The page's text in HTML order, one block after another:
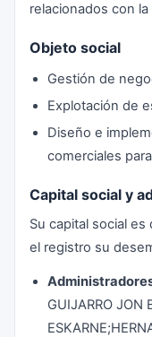
relacionados con
Objeto social
Gestión de
Explotación de
Diseño e
comerciales
Capital social y
Su capital social
el registro su
GUIJARRO JON